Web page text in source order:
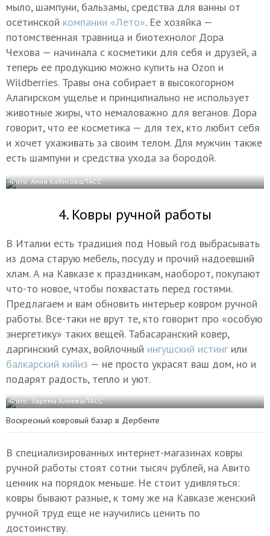
мыло, шампуни, бальзамы, средства для ванны от
осетинской компании «Лето». Ее хозяйка —
потомственная травница и биотехнолог Дора
Чехова — начинала с косметики для себя и друзей, а
теперь ее продукцию можно купить на Ozon и
Wildberries. Травы она собирает в высокогорном
Алагирском ущелье и принципиально не использует
животные жиры, что немаловажно для веганов. Дора
говорит, что ее косметика — для тех, кто любит себя
и хочет ухаживать за своим телом. Для мужчин также
есть шампуни и средства ухода за бородой.
Фото: Анна Кабисова/ТАСС
4. Ковры ручной работы
В Италии есть традиция под Новый год выбрасывать
из дома старую мебель, посуду и прочий надоевший
хлам. А на Кавказе к праздникам, наоборот, покупают
что-то новое, чтобы похвастать перед гостями.
Предлагаем и вам обновить интерьер ковром ручной
работы. Все-таки не врут те, кто говорит про «особую
энергетику» таких вещей. Табасаранский ковер,
даргинский сумах, войлочный ингушский истингили
балкарский кийиз — не просто украсят ваш дом, но и
подарят радость, тепло и уют.
Фото: Зарема Алиева/ТАСС
Воскресный ковровый базар в Дербенте
В специализированных интернет-магазинах ковры
ручной работы стоят сотни тысяч рублей, на Авито
ценник на порядок меньше. Не стоит удивляться:
ковры бывают разные, к тому же на Кавказе женский
ручной труд еще не научились ценить по
достоинству.